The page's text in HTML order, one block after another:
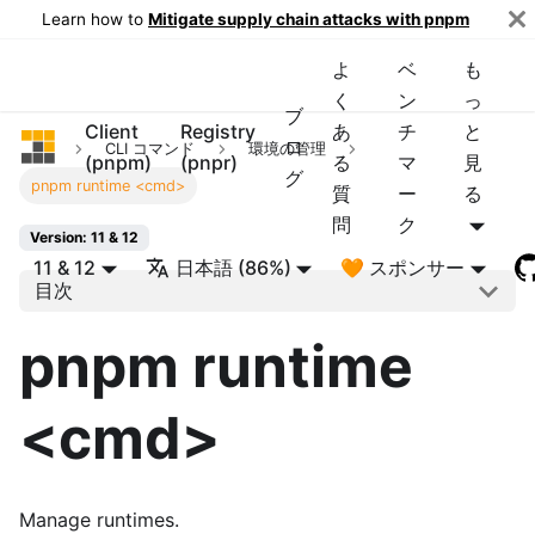
Learn how to Mitigate supply chain attacks with pnpm
pnpm
Client
(pnpm)
Registry
(pnpr)
ブ
ロ
グ
よ
く
あ
る
質
問
ベ
ン
チ
マ
ー
ク
も
っ
と
見
る
11 & 12 日本語 (86%) 🧡 スポンサー
CLI コマンド 環境の管理
pnpm runtime <cmd>
Version: 11 & 12
目次
pnpm runtime
<cmd>
Manage runtimes.